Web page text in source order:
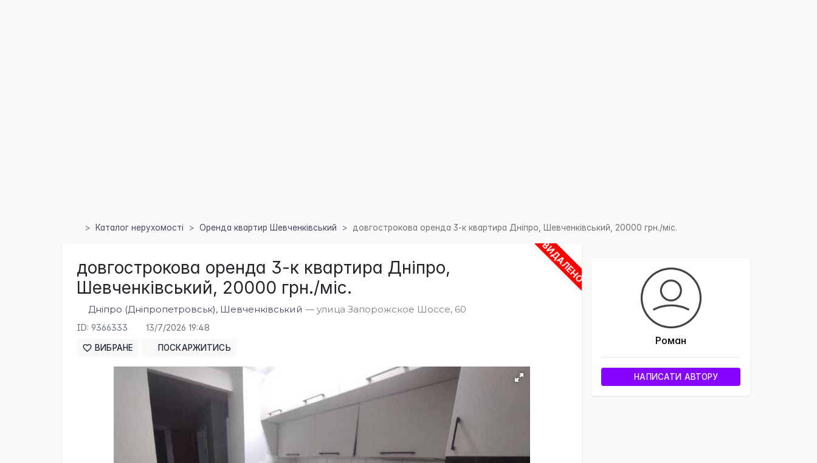
Каталог нерухомості Оренда квартир Шевченківський довгострокова оренда 3-к квартира Дніпро, Шевченківський, 20000 грн./міс.
ВИДАЛЕНО
довгострокова оренда 3-к квартира Дніпро,
Шевченківський, 20000 грн./міс.
Дніпро (Дніпропетровськ), Шевченківський — улица Запорожское Шоссе, 60
ID: 9366333 13/7/2026 19:48
ВИБРАНЕ ПОСКАРЖИТИСЬ
Роман
НАПИСАТИ АВТОРУ